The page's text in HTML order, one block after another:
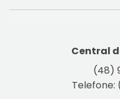
Central
(48)